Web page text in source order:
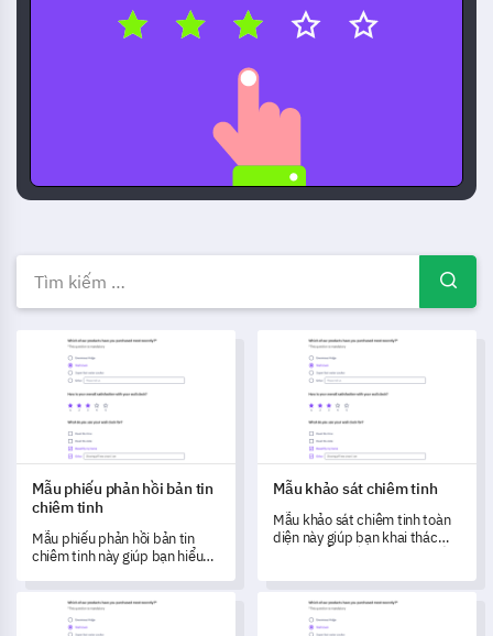
Mẫu, Ví dụ & Biểu mẫu Khảo
Mẫu phiếu phản hồi bản tin chiêm tinh
Mẫu phiếu phản hồi bản tin
chiêm tinh
Mẫu phiếu phản hồi bản tin
chiêm tinh này giúp bạn hiểu
giả.
Mẫu khảo sát chiêm tinh
Mẫu khảo sát chiêm tinh
Mẫu khảo sát chiêm tinh toàn
diện này giúp bạn khai thác
chiêm tinh trong cuộc sống
hàng ngày của cá nhân.
Mẫu khảo sát phản hồi bản đồ sinhMẫu khảo sát sự hài lòng về